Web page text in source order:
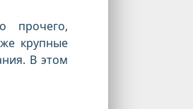
прочего,
крупные
В этом